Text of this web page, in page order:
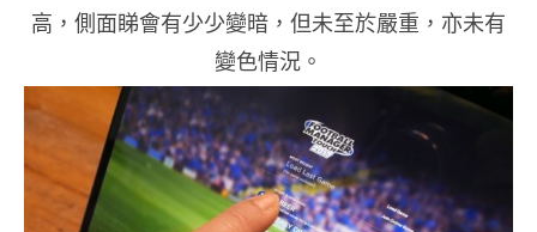
高，側面睇會有少少變暗，但未至於嚴重，亦未有
變色情況。